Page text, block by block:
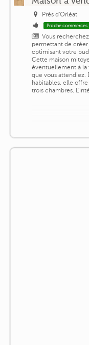
Près d'Orléat
Proche commerces
Vous
permettant de
optimisant votre
Cette maison
éventuellement à la
que vous attendiez.
habitables, elle
trois chambres.